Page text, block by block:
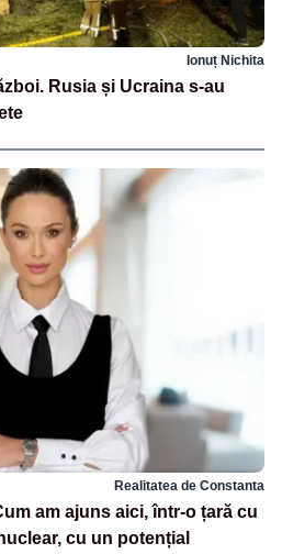
Ionuț Nichita
Rusia și Ucraina s-au
Realitatea de Constanta
am ajuns aici, într-o țară cu
cu un potențial